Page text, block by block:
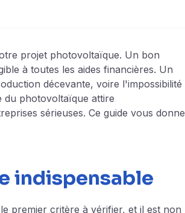
projet photovoltaïque. Un bon
à toutes les aides financières. Un
décevante, voire l'impossibilité
du photovoltaïque attire
sérieuses. Ce guide vous donne
indispensable
premier critère à vérifier, et il est non